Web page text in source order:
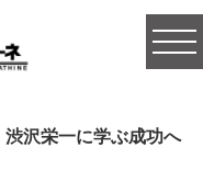
沢栄一に学ぶ成功へ